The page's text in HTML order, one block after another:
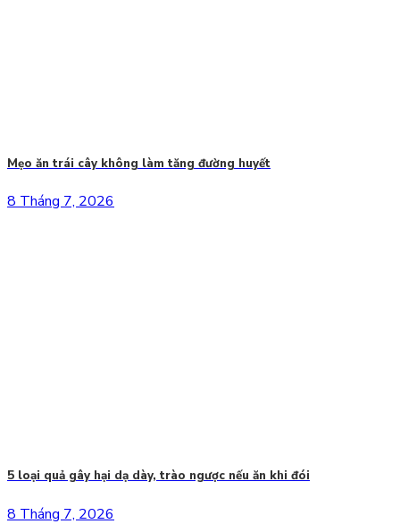
Mẹo ăn trái cây không làm tăng đường huyết
8 Tháng 7, 2026
5 loại quả gây hại dạ dày, trào ngược nếu ăn khi đói
8 Tháng 7, 2026